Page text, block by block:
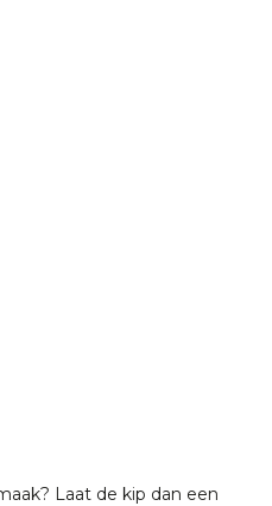
Laat de kip dan een